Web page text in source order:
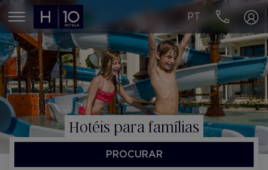
MENÚ
PT
Hotéis para famílias
PROCURAR